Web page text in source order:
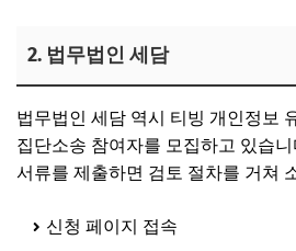
2. 법무법인 세담
법무법인 세담 역시 티빙 개인정보
집단소송 참여자를 모집하고 있습
서류를 제출하면 검토 절차를 거쳐
신청 페이지 접속